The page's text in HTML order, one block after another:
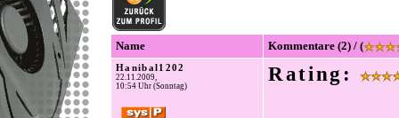
Name Kommentare (2) / (
Hanibal1202
22.11.2009,
10:54 Uhr (Sonntag)
Rating: